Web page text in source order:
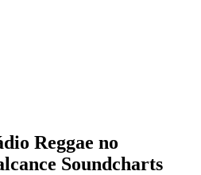
Reggae no
Soundcharts